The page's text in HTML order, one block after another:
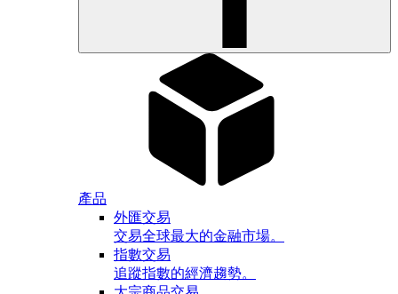
產品
外匯交易
交易全球最大的金融市場。
指數交易
追蹤指數的經濟趨勢。